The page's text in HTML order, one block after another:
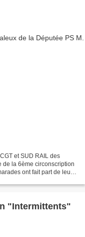
et SUD RAIL des
de la 6ème circonscription
ont fait part de leur
"Intermittents"